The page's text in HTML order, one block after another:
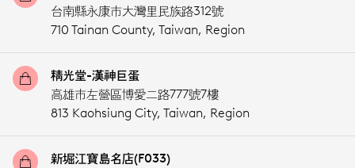
台南縣永康市大灣里民族路312號
710 Tainan County, Taiwan, Region
精光堂-漢神巨蛋
高雄市左營區博愛二路777號7樓
813 Kaohsiung City, Taiwan, Region
新堀江寶島名店(F033)